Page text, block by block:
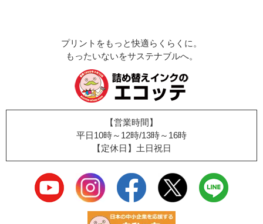
プリントをもっと快適らくらくに。
もったいないをサステナブルへ。
【営業時間】
平日10時～12時/13時～16時
【定休日】土日祝日